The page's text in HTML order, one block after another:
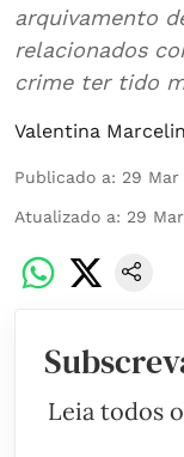
arquivamento
relacionados
crime ter tido
Valentina
Publicado a: 29 Mar
Atualizado a: 29
Leia todos